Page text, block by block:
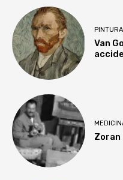
PINTURA
Van
Zoran